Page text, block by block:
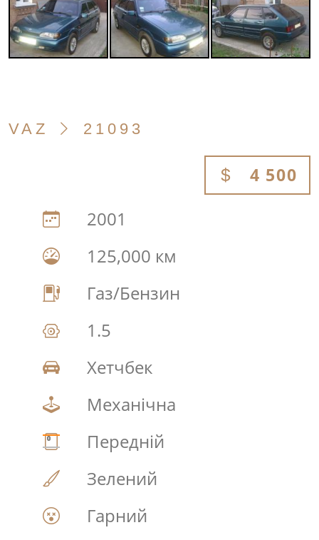
VAZ 21093
4 500
2001
125,000 км
Газ/Бензин
1.5
Хетчбек
Механічна
Передній
Зелений
Гарний